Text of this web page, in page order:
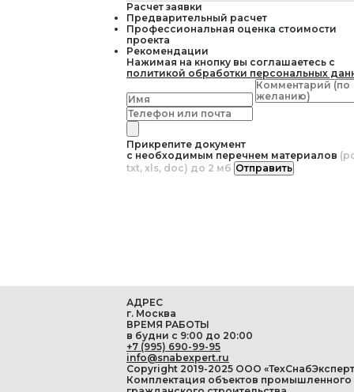
Расчет заявки
Предварительный расчет
Профессиональная оценка стоимости
проекта
Рекомендации
Нажимая на кнопку вы соглашаетесь с
политикой обработки персональных
Прикрепите документ
с необходимым перечнем материалов
txt, xls, doc) до 2 мб Отправить
АДРЕС
г. Москва
ВРЕМЯ РАБОТЫ
в будни с 9:00 до 20:00
+7 (995) 690-99-95
info@snabexpert.ru
Copyright 2019-2025 ООО
Комплектация объектов промышленного